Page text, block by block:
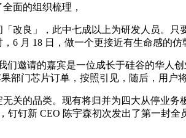
面的组织梳理，
良」，此中七成以上为研发人员。只
月 18 日，做一个更接近有生命感的仿
请的嘉宾是一位成长于硅谷的华人创
部门芯片订单，按照引见，随后，用户
的品类。现有将归并为四大从停业务
钉钉新 CEO 陈宇森初次发出了第一封